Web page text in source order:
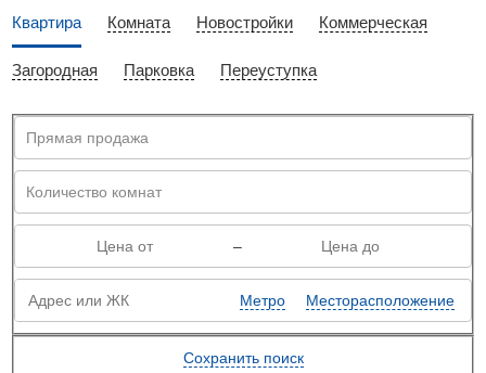
Квартира Комната Новостройки Коммерческая
Загородная Парковка Переуступка
–
Метро Месторасположение
Сохранить поиск